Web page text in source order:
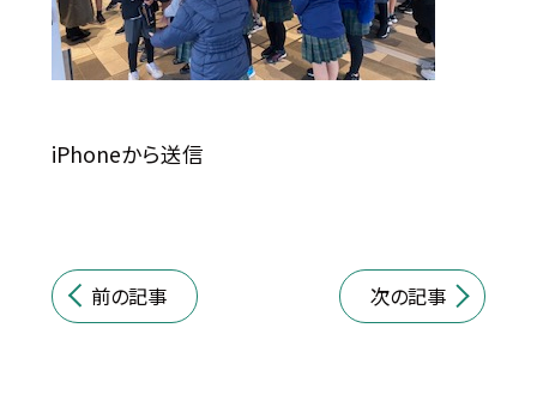
iPhoneから送信
前の記事 次の記事